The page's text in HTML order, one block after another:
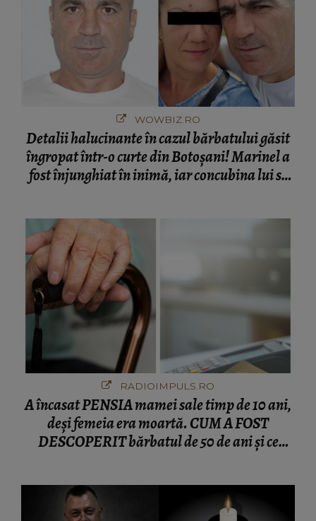
WOWBIZ.RO
Detalii halucinante în cazul bărbatului găsit
îngropat într-o curte din Botoșani! Marinel a
fost înjunghiat în inimă, iar concubina lui se
RADIOIMPULS.RO
A încasat PENSIA mamei sale timp de 10 ani,
deși femeia era moartă. CUM A FOST
DESCOPERIT bărbatul de 50 de ani și ce